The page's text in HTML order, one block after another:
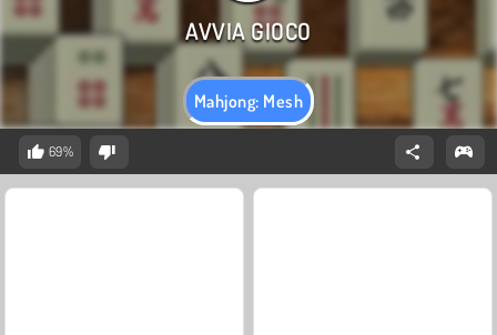
Mahjong: Mesh
69%